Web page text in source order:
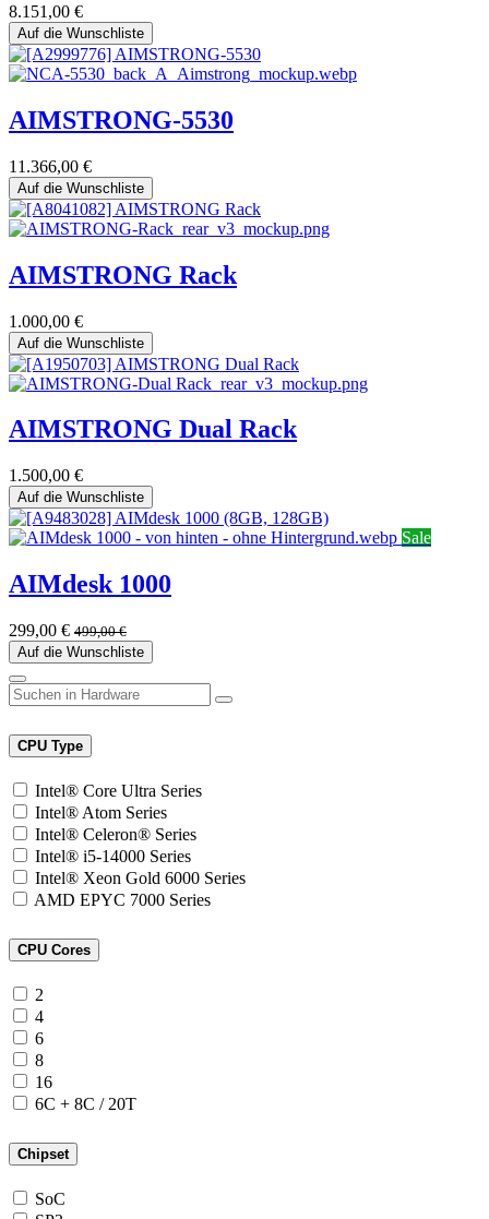
8.151,00 €
Auf die Wunschliste
AIMSTRONG-5530
11.366,00 €
Auf die Wunschliste
AIMSTRONG Rack
1.000,00 €
Auf die Wunschliste
AIMSTRONG Dual Rack
1.500,00 €
Auf die Wunschliste
Sale
AIMdesk 1000
299,00 € 499,00€
Auf die Wunschliste
CPU Type
Intel® Core Ultra Series
Intel® Atom Series
Intel® Celeron® Series
Intel® i5-14000 Series
Intel® Xeon Gold 6000 Series
AMD EPYC 7000 Series
CPU Cores
2
4
6
8
16
6C + 8C / 20T
Chipset
SoC